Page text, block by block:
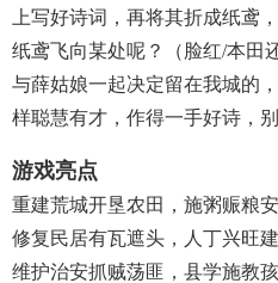
上写好诗词，再将其折成纸鸢
纸鸢飞向某处呢？（脸红/本田
与薛姑娘一起决定留在我城的
样聪慧有才，作得一手好诗，
游戏亮点
重建荒城开垦农田，施粥赈粮安
修复民居有瓦遮头，人丁兴旺建
维护治安抓贼荡匪，县学施教孩